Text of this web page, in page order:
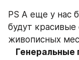
PS А еще у нас
будут красивые
живописных
Генеральные